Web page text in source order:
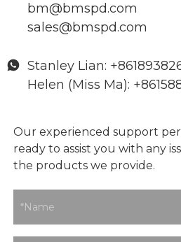
bm@bmspd.com
sales@bmspd.com
Stanley Lian:
Helen (Miss Ma):
Our experienced support
ready to assist you with any
the products we provide.